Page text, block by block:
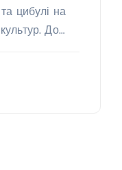
та цибулі на
До…